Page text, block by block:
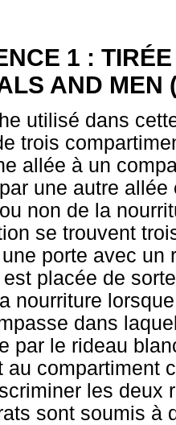
1 :
AND MEN
utilisé dans
trois
allée à un
une autre
non de la
se trouvent
porte avec un
est placée de
nourriture
dans
par le rideau
au compartiment
les deux
sont soumis à